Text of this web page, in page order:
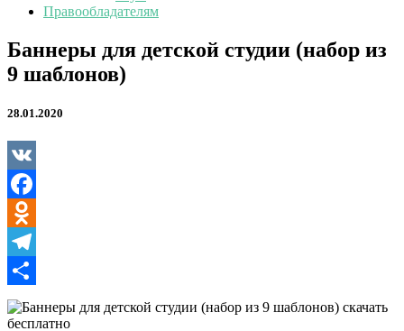
Правообладателям
Баннеры
для
детской
(набор
9
шаблонов)
Баннеры для детской студии (набор из
9 шаблонов)
28.01.2020
VK
Facebook
Odnoklassniki
Telegram
Отправить